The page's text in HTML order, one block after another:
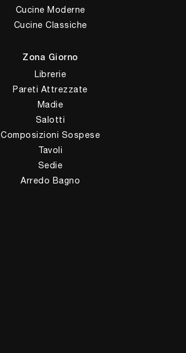
Cucine Moderne
Cucine Classiche
Zona Giorno
Librerie
Pareti Attrezzate
Madie
Salotti
Composizioni Sospese
Tavoli
Sedie
Arredo Bagno